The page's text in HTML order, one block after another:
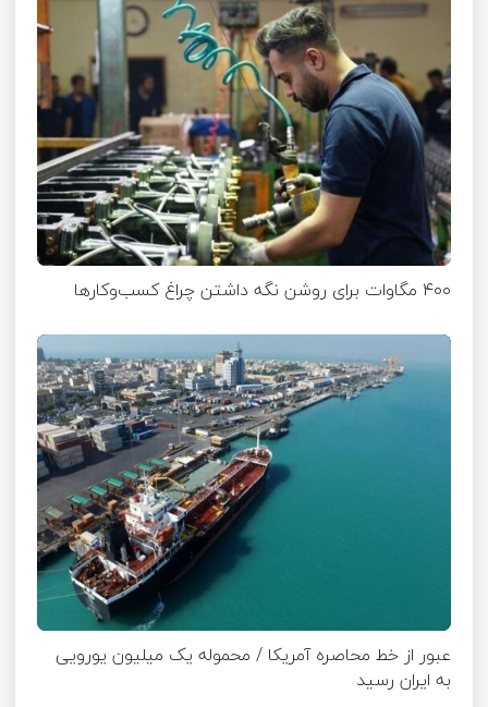
۴۰۰ مگاوات برای روشن نگه داشتن چراغ کسب‌وکار‌ها
عبور از خط محاصره آمریکا / محموله یک میلیون یورویی
به ایران رسید